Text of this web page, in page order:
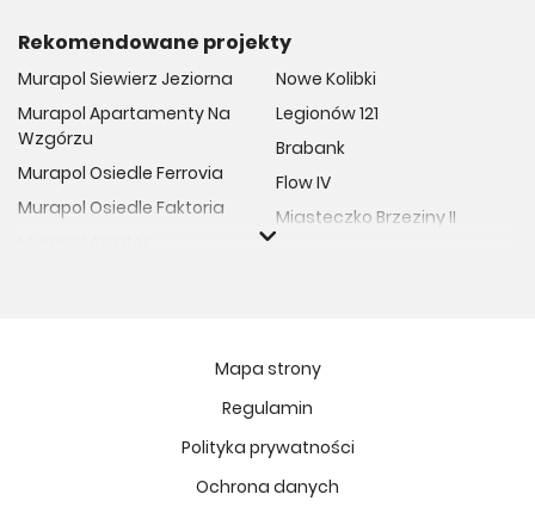
Rekomendowane projekty
Murapol Siewierz Jeziorna
Murapol Apartamenty Na
Wzgórzu
Murapol Osiedle Ferrovia
Murapol Osiedle Faktoria
Murapol Osiedle Szafirove
Nowe Kolibki
Legionów 121
Brabank
Flow IV
Miasteczko Brzeziny II
MIASTECZKO NOVA FALA
Żywiecka Vita
Mapa strony
Regulamin
Polityka prywatności
Ochrona danych